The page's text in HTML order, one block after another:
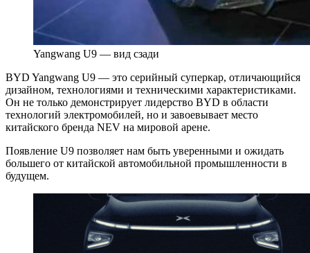
Yangwang U9 — вид сзади
BYD Yangwang U9 — это серийный суперкар, отличающийся
дизайном, технологиями и техническими характеристиками.
Он не только демонстрирует лидерство BYD в области
технологий электромобилей, но и завоевывает место
китайского бренда NEV на мировой арене.
Появление U9 позволяет нам быть уверенными и ожидать
большего от китайской автомобильной промышленности в
будущем.